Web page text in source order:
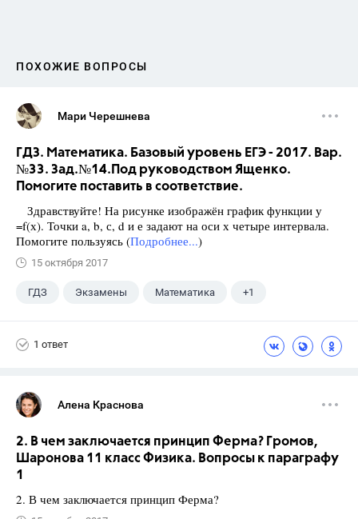
ПОХОЖИЕ ВОПРОСЫ
Мари Черешнева
ГДЗ. Математика. Базовый уровень ЕГЭ - 2017. Вар.
№33. Зад.№14.Под руководством Ященко.
Помогите поставить в соответствие.
Здравствуйте! На рисунке изображён график функции у
=f(х). Точки a, b, с, d и е задают на оси х четыре интервала.
Помогите пользуясь (Подробнее...)
15 октября 2017
ГДЗ Экзамены Математика +1
1 ответ
Алена Краснова
2. В чем заключается принцип Ферма? Громов,
Шаронова 11 класс Физика. Вопросы к параграфу
1
2. В чем заключается принцип Ферма?